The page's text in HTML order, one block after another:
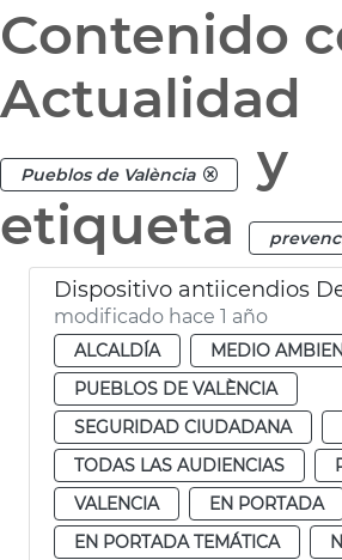
Contenido
Actualidad
Pueblos de València
y
etiqueta
modificado hace 1 año
ALCALDÍA
MEDIO
PUEBLOS DE VALÈNCIA
SEGURIDAD CIUDADANA
TODAS LAS AUDIENCIAS
VALENCIA
EN PORTADA
EN PORTADA TEMÁTICA